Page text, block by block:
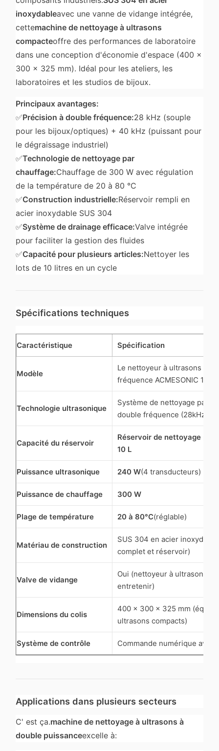
inoxydableavec une vanne de vidange intégrée,
cettemachine de nettoyage à ultrasons
compacteoffre des performances de laboratoire
dans une conception d'économie d'espace (400 ×
300 × 325 mm). Idéal pour les ateliers, les
laboratoires et les studios de bijoux.
Principaux avantages:
✅Précision à double fréquence:28 kHz (souple
pour les bijoux/optiques) + 40 kHz (puissant pour
le dégraissage industriel)
✅Technologie de nettoyage par
chauffage:Chauffage de 300 W avec régulation
de la température de 20 à 80 °C
✅Construction industrielle:Réservoir rempli en
acier inoxydable SUS 304
✅Système de drainage efficace:Valve intégrée
pour faciliter la gestion des fluides
✅Capacité pour plusieurs articles:Nettoyer les
lots de 10 litres en un cycle
Spécifications techniques
Caractéristique Spécification
Modèle
Le nettoyeur à ultrasons à
fréquence ACMESONIC 10L
Technologie ultrasonique
Système de nettoyage par
double fréquence (28kHz +
Capacité du réservoir
Réservoir de nettoyage par
10 L
Puissance ultrasonique 240 W(4 transducteurs)
Puissance de chauffage 300 W
Plage de température 20 à 80°C(réglable)
Matériau de construction
SUS 304 en acier
complet et réservoir)
Valve de vidange
Oui (nettoyeur à ultrasons
entretenir)
Dimensions du colis
400 × 300 × 325 mm
ultrasons compacts)
Système de contrôle Commande numérique avec
Applications dans plusieurs secteurs
C' est ça.machine de nettoyage à ultrasons à
double puissanceexcelle à: